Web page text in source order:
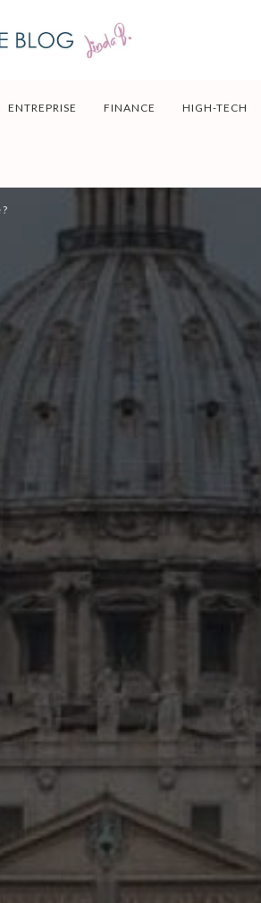
ENTREPRISE FINANCE HIGH-TECH